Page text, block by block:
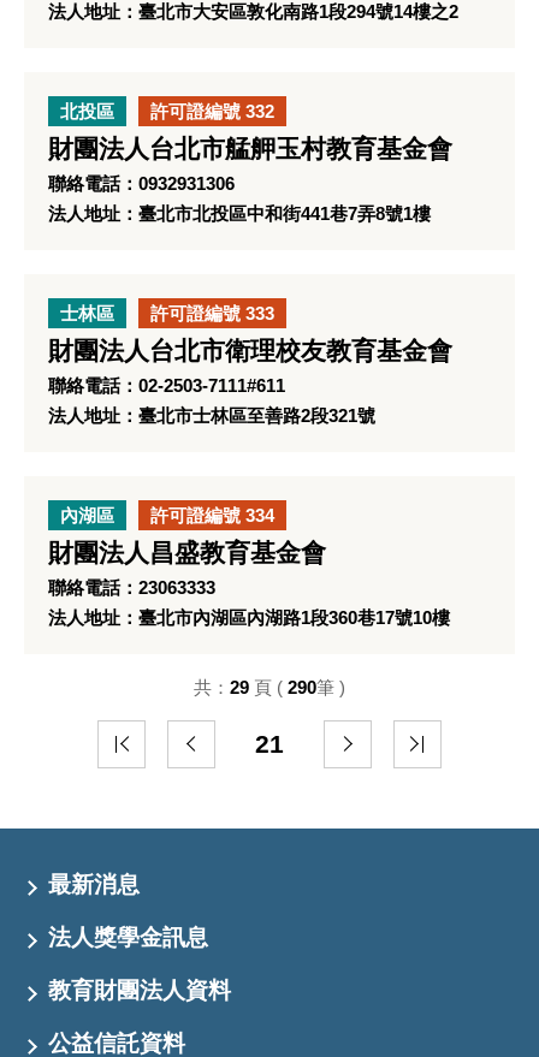
法人地址：臺北市大安區敦化南路1段294號14樓之2
北投區 許可證編號 332
財團法人台北市艋舺玉村教育基金會
聯絡電話：0932931306
法人地址：臺北市北投區中和街441巷7弄8號1樓
士林區 許可證編號 333
財團法人台北市衛理校友教育基金會
聯絡電話：02-2503-7111#611
法人地址：臺北市士林區至善路2段321號
內湖區 許可證編號 334
財團法人昌盛教育基金會
聯絡電話：23063333
法人地址：臺北市內湖區內湖路1段360巷17號10樓
21
共： 29 頁 ( 290筆 )
最新消息
法人獎學金訊息
教育財團法人資料
公益信託資料